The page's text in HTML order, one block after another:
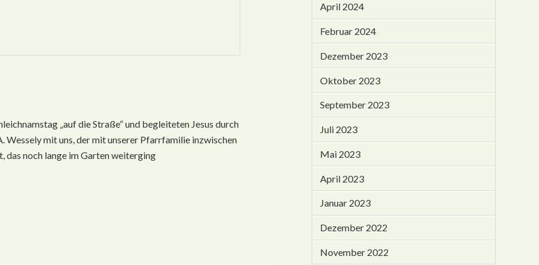
„auf die Straße“ und begleiteten Jesus durch
mit uns, der mit unserer Pfarrfamilie inzwischen
das noch lange im Garten weiterging
April 2024
Februar 2024
Dezember 2023
Oktober 2023
September 2023
Juli 2023
Mai 2023
April 2023
Januar 2023
Dezember 2022
November 2022